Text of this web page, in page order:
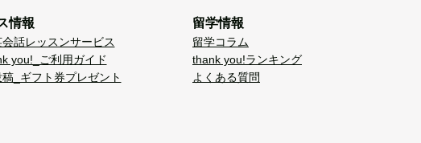
情報
話レッスンサービス
you!_ご利用ガイド
_ギフト券プレゼント
留学情報
留学コラム
thank you!ランキング
よくある質問